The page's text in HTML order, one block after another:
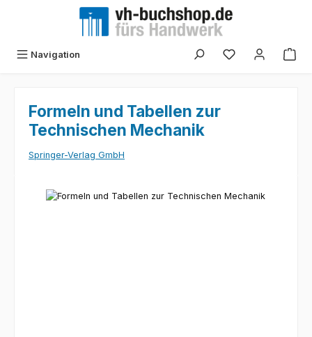
Zum Hauptinhalt springen
Navigation
Formeln und Tabellen zur
Technischen Mechanik
Springer-Verlag GmbH
Bildergalerie überspringen